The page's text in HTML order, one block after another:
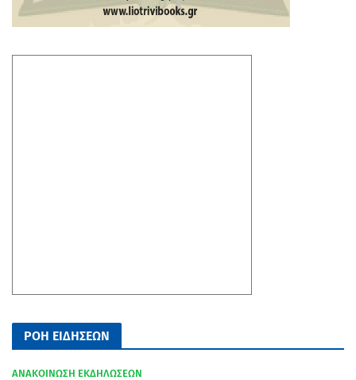
ΡΟΗ ΕΙΔΗΣΕΩΝ
ΑΝΑΚΟΙΝΩΣΗ ΕΚΔΗΛΩΣΕΩΝ